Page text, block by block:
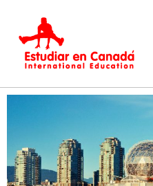
contenido